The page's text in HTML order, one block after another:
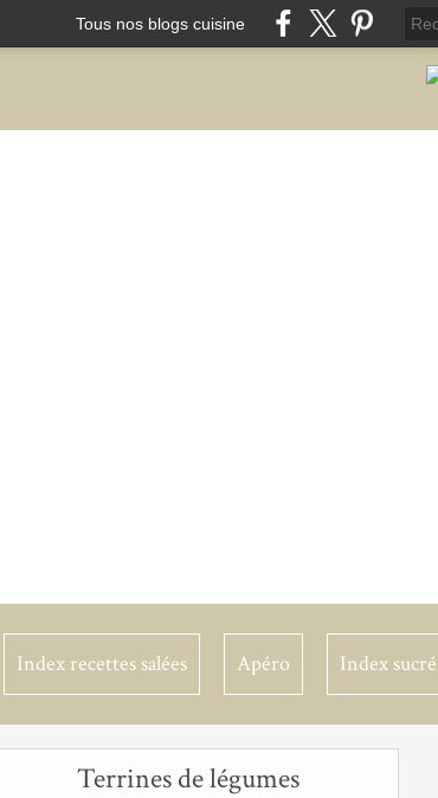
Tous nos blogs cuisine
Index recettes salées Apéro Index sucré
Terrines de légumes